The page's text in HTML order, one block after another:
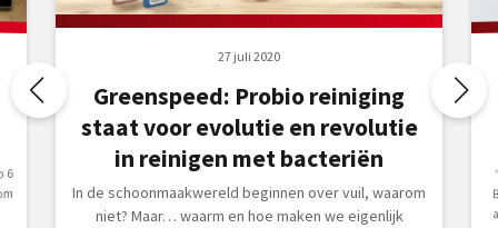
27 juli 2020
Greenspeed: Probio reiniging
staat voor evolutie en revolutie
in reinigen met bacteriën
In de schoonmaakwereld beginnen over vuil, waarom
niet? Maar… waarm en hoe maken we eigenlijk